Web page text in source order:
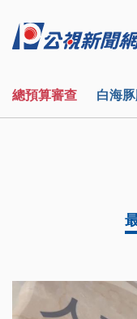
總預算審查 白海